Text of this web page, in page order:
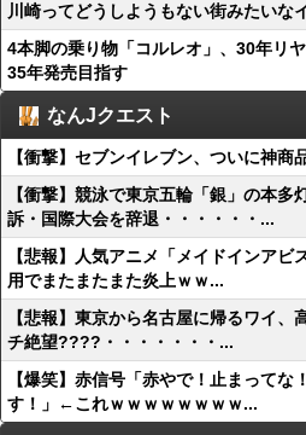
川崎ってどうしようもない街みたいな
4本脚の乗り物「コルレオ」、30年リ
35年発売目指す
なんJクエスト
【衝撃】セブンイレブン、ついに神商
【衝撃】競泳で東京五輪「銀」の本多
訴・国際大会を辞退・・・・・・...
【悲報】人気アニメ「メイドインア
用でまたまたまた炎上ｗｗ...
【悲報】東京から名古屋に帰るワイ
チ絶望????・・・・・・・...
【爆笑】赤信号「赤やで！止まってな
す！」←これｗｗｗｗｗｗｗｗ...